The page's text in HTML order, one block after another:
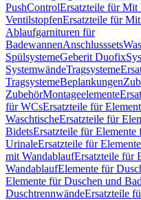
PushControlErsatzteile für Mit
VentilstopfenErsatzteile für
Ablaufgarnituren für
BadewannenAnschlusssets
SpülsystemeGeberit Duofix
SystemwändeTragsysteme
TragsystemeBeplankungen
ZubehörMontageelemente
für WCsErsatzteile für
WaschtischeErsatzteile für
BidetsErsatzteile für Elemente
UrinaleErsatzteile für
mit WandablaufErsatzteile für
WandablaufElemente für
Elemente für Duschen und
DuschtrennwändeErsatzteile